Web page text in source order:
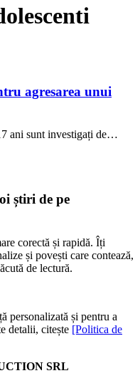
agresarea unui
ani sunt investigați de…
știri de pe
corectă și rapidă. Îți
și povești care contează,
de lectură.
personalizată și pentru a
detalii, citește [Politica de
SRL